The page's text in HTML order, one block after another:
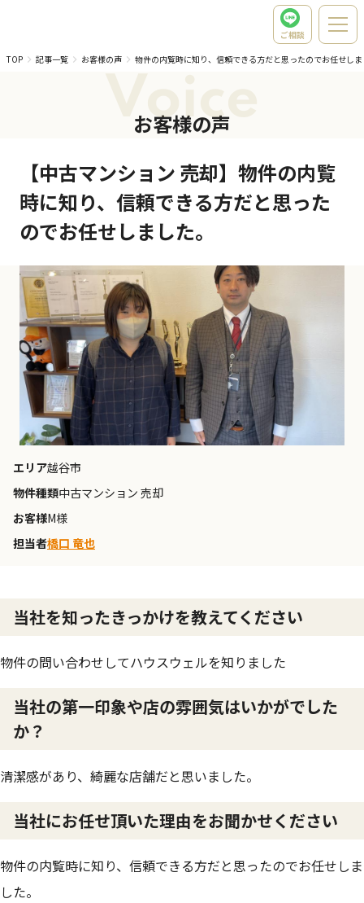
ご相談
TOP
記事一覧 お客様の声 物件の内覧時に知り、信頼できる方だと思ったのでお任せし
Voice
お客様の声
【中古マンション 売却】物件の内覧
時に知り、信頼できる方だと思った
のでお任せしました。
エリア越谷市
物件種類中古マンション 売却
お客様M様
担当者橋口 竜也
当社を知ったきっかけを教えてください
物件の問い合わせしてハウスウェルを知りました
当社の第一印象や店の雰囲気はいかがでした
か？
清潔感があり、綺麗な店舗だと思いました。
当社にお任せ頂いた理由をお聞かせください
物件の内覧時に知り、信頼できる方だと思ったのでお任せしま
した。